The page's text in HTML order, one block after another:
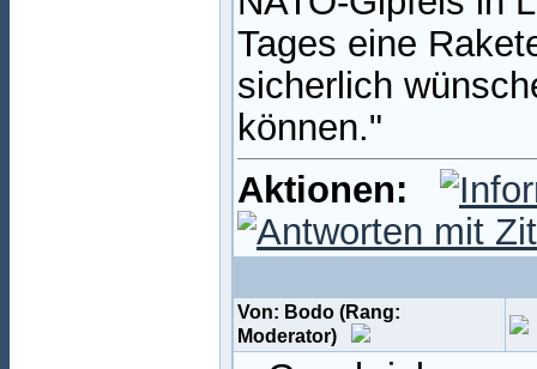
Tages eine
sicherlich
können."
Aktionen:
Von: Bodo (Rang:
Moderator)